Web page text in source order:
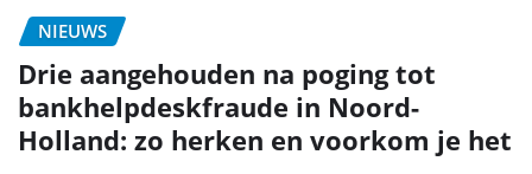
NIEUWS
Drie aangehouden na poging tot
bankhelpdeskfraude in Noord-
Holland: zo herken en voorkom je het